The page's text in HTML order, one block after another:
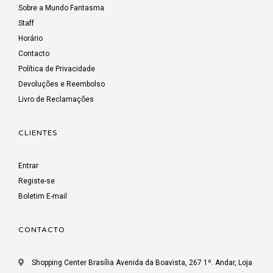
Sobre a Mundo Fantasma
Staff
Horário
Contacto
Política de Privacidade
Devoluções e Reembolso
Livro de Reclamações
CLIENTES
Entrar
Registe-se
Boletim E-mail
CONTACTO
Shopping Center Brasília Avenida da Boavista, 267 1º. Andar, Loja